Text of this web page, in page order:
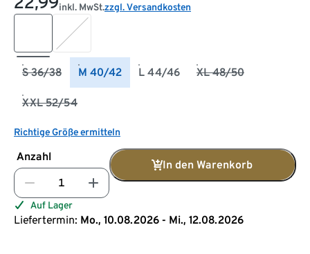
inkl. MwSt.zzgl. Versandkosten
S 36/38 M 40/42 L 44/46 XL 48/50
XXL 52/54
Richtige Größe ermitteln
Anzahl
In den Warenkorb
Auf Lager
Liefertermin: Mo., 10.08.2026 - Mi., 12.08.2026